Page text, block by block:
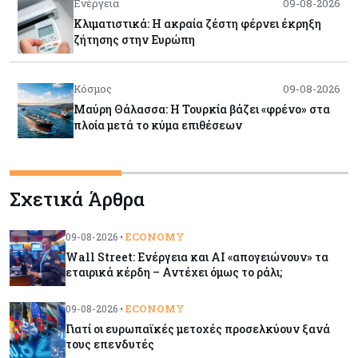
Ενέργεια 09-08-2026
Κλιματιστικά: Η ακραία ζέστη φέρνει έκρηξη
ζήτησης στην Ευρώπη
Κόσμος 09-08-2026
Μαύρη Θάλασσα: Η Τουρκία βάζει «φρένο» στα
πλοία μετά το κύμα επιθέσεων
Tech 09-08-2026
Τεχνητή νοημοσύνη: Αλλάζει τα δεδομένα στην
επικοινωνία – Μια επικίνδυνη «τελειότητα»
Κόσμος 09-08-2026
Ορμούζ: Το Ιράν «φρενάρει» το άνοιγμα των
Κύπρος
Σχετικά Άρθρα
09-08-2026 • ECONOMY
Wall Street: Ενέργεια και AI «απογειώνουν» τα
εταιρικά κέρδη – Αντέχει όμως το ράλι;
09-08-2026 • ECONOMY
Γιατί οι ευρωπαϊκές μετοχές προσελκύουν ξανά
τους επενδυτές